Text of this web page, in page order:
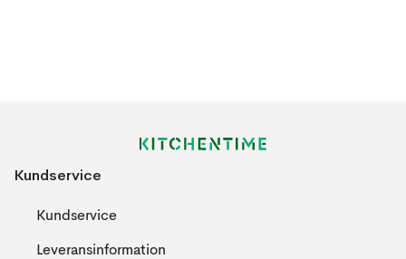
Kundservice
Kundservice
Leveransinformation